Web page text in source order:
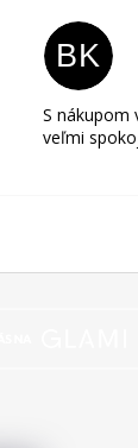
BK
S nákupom
veľmi